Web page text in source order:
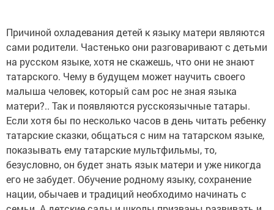
Причиной охладевания детей к языку матери являются
сами родители. Частенько они разговаривают с детьми
на русском языке, хотя не скажешь, что они не знают
татарского. Чему в будущем может научить своего
малыша человек, который сам рос не зная языка
матери?.. Так и появляются русскоязычные татары.
Если хотя бы по несколько часов в день читать ребенку
татарские сказки, общаться с ним на татарском языке,
показывать ему татарские мультфильмы, то,
безусловно, он будет знать язык матери и уже никогда
его не забудет. Обучение родному языку, сохранение
нации, обычаев и традиций необходимо начинать с